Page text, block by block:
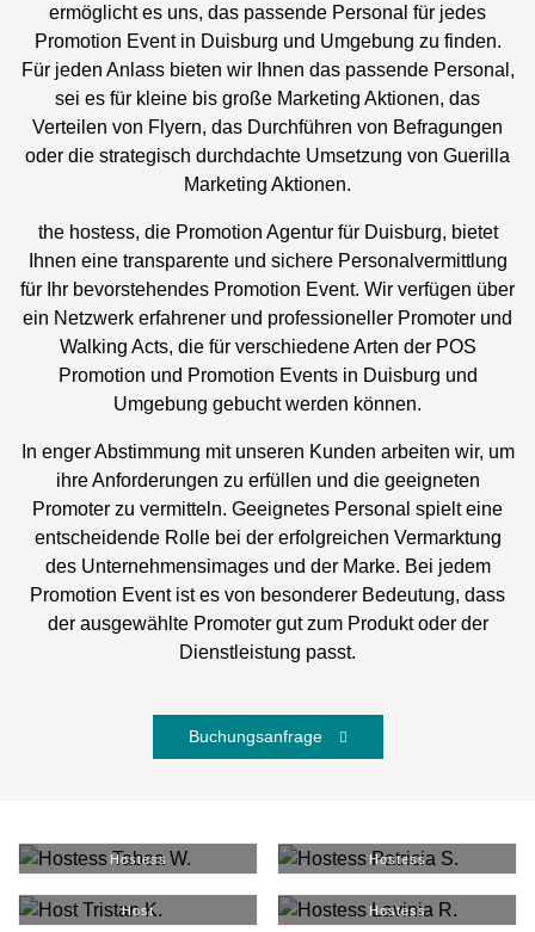
ermöglicht es uns, das passende Personal für jedes
Promotion Event in Duisburg und Umgebung zu finden.
Für jeden Anlass bieten wir Ihnen das passende Personal,
sei es für kleine bis große Marketing Aktionen, das
Verteilen von Flyern, das Durchführen von Befragungen
oder die strategisch durchdachte Umsetzung von Guerilla
Marketing Aktionen.
the hostess, die Promotion Agentur für Duisburg, bietet
Ihnen eine transparente und sichere Personalvermittlung
für Ihr bevorstehendes Promotion Event. Wir verfügen über
ein Netzwerk erfahrener und professioneller Promoter und
Walking Acts, die für verschiedene Arten der POS
Promotion und Promotion Events in Duisburg und
Umgebung gebucht werden können.
In enger Abstimmung mit unseren Kunden arbeiten wir, um
ihre Anforderungen zu erfüllen und die geeigneten
Promoter zu vermitteln. Geeignetes Personal spielt eine
entscheidende Rolle bei der erfolgreichen Vermarktung
des Unternehmensimages und der Marke. Bei jedem
Promotion Event ist es von besonderer Bedeutung, dass
der ausgewählte Promoter gut zum Produkt oder der
Dienstleistung passt.
Buchungsanfrage
Hostess Hostess
Host Hostess